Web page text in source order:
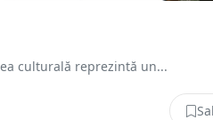
culturală reprezintă un...